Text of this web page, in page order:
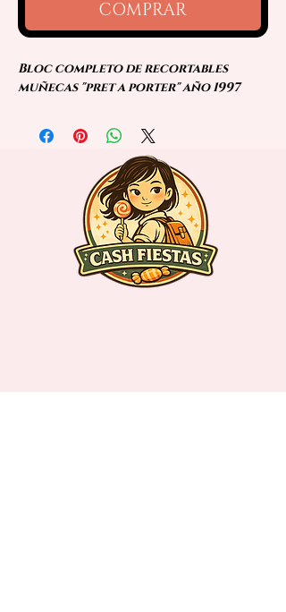
COMPRAR
Bloc completo de recortables
muñecas "pret a porter" año 1997